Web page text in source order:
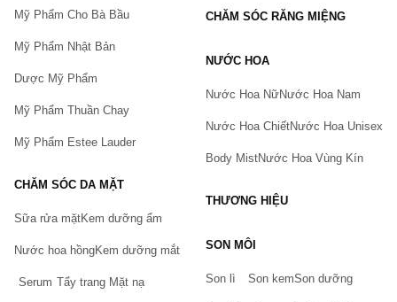
Bạn gặp vấn đề về sản phẩm hay mua hàng?
Hãy báo lỗi cho chúng tôi. Hoặc gọi cho chúng tôi qua số
Mỹ Phẩm Cho Bà Bầu
Mỹ Phẩm Nhật Bản
Dược Mỹ Phẩm
Mỹ Phẩm Thuần Chay
Mỹ Phẩm Estee Lauder
CHĂM SÓC DA MẶT
Sữa rửa mặtKem dưỡng ẩm
Nước hoa hồngKem dưỡng mắt
Serum Tẩy trang Mặt nạ
CHĂM SÓC RĂNG MIỆNG
NƯỚC HOA
Nước Hoa NữNước Hoa Nam
Nước Hoa ChiếtNước Hoa Unisex
Body MistNước Hoa Vùng Kín
THƯƠNG HIỆU
SON MÔI
Son lì Son kemSon dưỡng